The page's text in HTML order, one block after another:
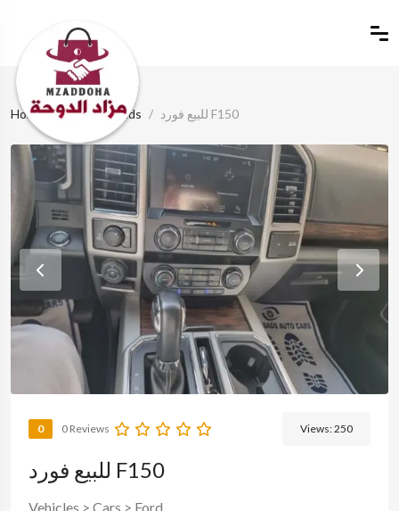
Home Classified Ads للبيع فورد F150
0 0 Reviews Views:250
للبيع فورد F150
Vehicles > Cars > Ford